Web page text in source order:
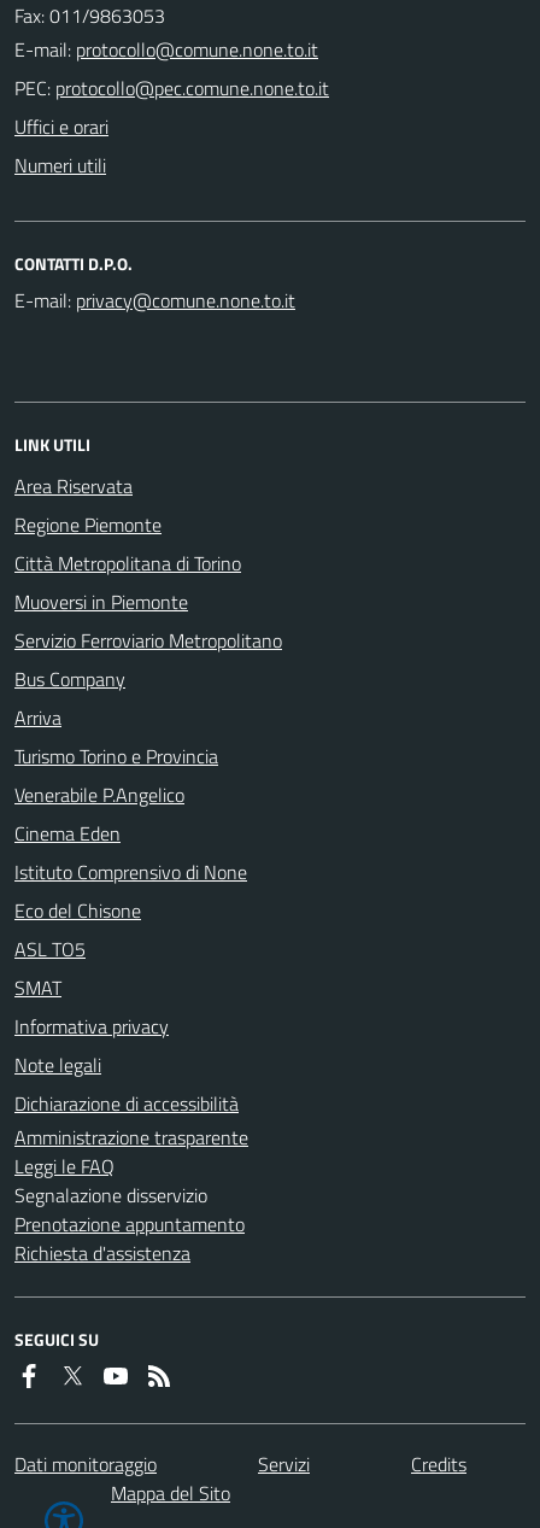
Fax: 011/9863053
E-mail:
PEC:
Uffici e orari
Numeri utili
CONTATTI D.P.O.
E-mail:
LINK UTILI
Area Riservata
Regione Piemonte
Città Metropolitana di Torino
Muoversi in Piemonte
Servizio Ferroviario Metropolitano
Bus Company
Arriva
Turismo Torino e Provincia
Venerabile P.Angelico
Cinema Eden
Istituto Comprensivo di None
Eco del Chisone
ASL TO5
SMAT
Informativa privacy
Note legali
Dichiarazione di accessibilità
Amministrazione trasparente
Leggi le FAQ
Segnalazione disservizio
Prenotazione appuntamento
Richiesta d'assistenza
SEGUICI SU
Dati monitoraggio Servizi
Credits
Mappa del Sito